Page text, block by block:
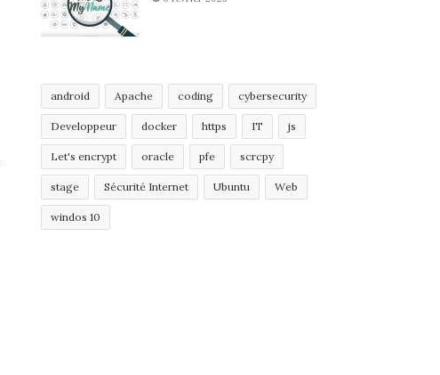
android Apache coding cybersecurity
Developpeur docker https IT js
Let's encrypt oracle pfe scrcpy
stage Sécurité Internet Ubuntu Web
windos 10